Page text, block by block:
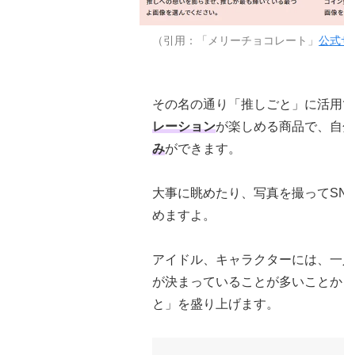
（引用：「メリーチョコレート」 公式
その名の通り「推しごと」に活
レーションが楽しめる商品で、
みができます。
大事に眺めたり、写真を撮って
めますよ。
アイドル、キャラクターには、
が決まっていることが多いことか
と」を盛り上げます。